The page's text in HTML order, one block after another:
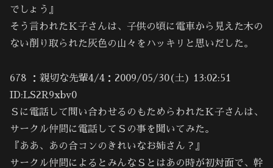
でしょう』
そう言われたＫ子さんは、子供の頃に電車から見えた木の
ない削り取られた灰色の山々をハッキリと思いだした。
678 ：親切な先輩4/4：2009/05/30(土) 13:02:51
ID:LS2R9xbv0
Ｓに電話して問い合わせるのもためらわれたＫ子さんは、
サークル仲間に電話してＳの事を聞いてみた。
『ああ、あの合コンのきれいなお姉さん？』
サークル仲間によるとみんなＳとはあの時が初対面で、幹